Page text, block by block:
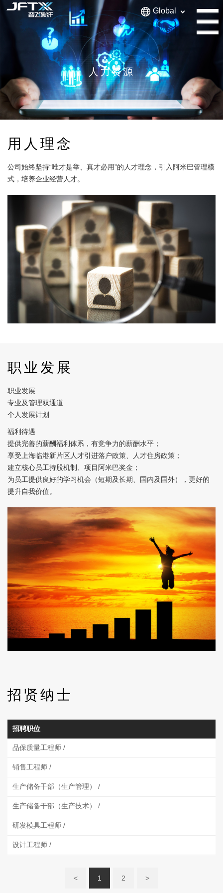
Global
人力资源
用人理念
公司始终坚持“唯才是举、真才必用”的人才理念，引入阿米巴管理模
式，培养企业经营人才。
职业发展
职业发展
专业及管理双通道
个人发展计划
福利待遇
提供完善的薪酬福利体系，有竞争力的薪酬水平；
享受上海临港新片区人才引进落户政策、人才住房政策；
建立核心员工持股机制、项目阿米巴奖金；
为员工提供良好的学习机会（短期及长期、国内及国外），更好的
提升自我价值。
招贤纳士
招聘职位
品保质量工程师 /
销售工程师 /
生产储备干部（生产管理） /
生产储备干部（生产技术） /
研发模具工程师 /
设计工程师 /
< 1 2 >